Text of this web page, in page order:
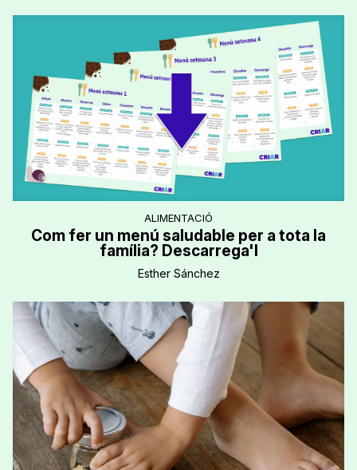
ALIMENTACIÓ
Com fer un menú saludable per a tota la
família? Descarrega'l
Esther Sánchez